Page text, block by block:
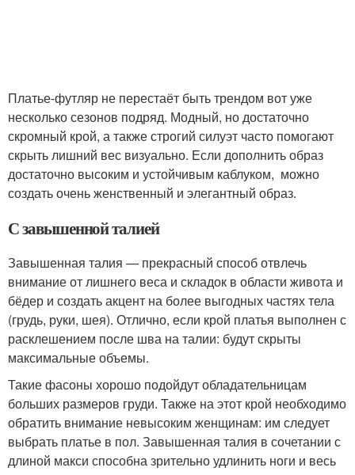
Платье-футляр не перестаёт быть трендом вот уже
несколько сезонов подряд. Модный, но достаточно
скромный крой, а также строгий силуэт часто помогают
скрыть лишний вес визуально. Если дополнить образ
достаточно высоким и устойчивым каблуком, можно
создать очень женственный и элегантный образ.
С завышенной талией
Завышенная талия — прекрасный способ отвлечь
внимание от лишнего веса и складок в области живота и
бёдер и создать акцент на более выгодных частях тела
(грудь, руки, шея). Отлично, если крой платья выполнен с
расклешением после шва на талии: будут скрыты
максимальные объемы.
Такие фасоны хорошо подойдут обладательницам
больших размеров груди. Также на этот крой необходимо
обратить внимание невысоким женщинам: им следует
выбрать платье в пол. Завышенная талия в сочетании с
длиной макси способна зрительно удлинить ноги и весь